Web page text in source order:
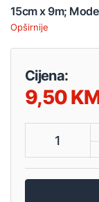
15cm x 9m;
Opširnije
Cijena:
9,50
1